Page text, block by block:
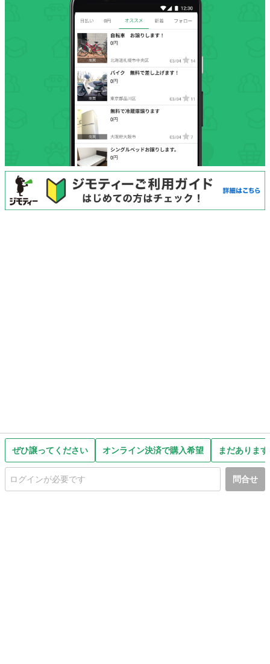
ぜひ譲ってください オンライン決済で購入希望 まだありま
問合せ